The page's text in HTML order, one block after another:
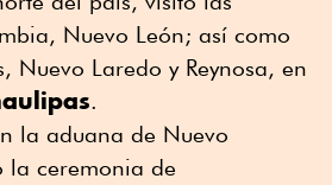
Nuevo León; así como
Nuevo Laredo y Reynosa, en
.
la aduana de Nuevo
la ceremonia de